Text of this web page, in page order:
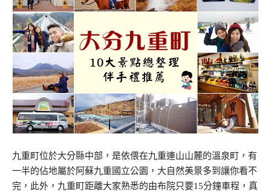
九重町位於大分縣中部，是依偎在九重連山山麓的溫泉町，有
一半的佔地屬於阿蘇九重國立公園，大自然美景多到讓你看不
完，此外，九重町距離大家熟悉的由布院只要15分鐘車程，真